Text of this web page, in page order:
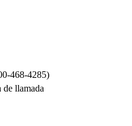
468-4285)
de llamada